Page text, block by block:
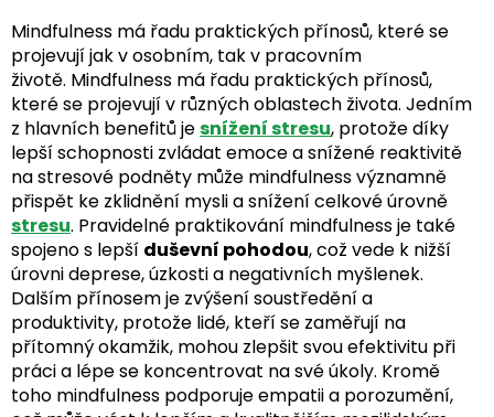
Mindfulness má řadu praktických přínosů, které se
projevují jak v osobním, tak v pracovním
životě. Mindfulness má řadu praktických přínosů,
které se projevují v různých oblastech života. Jedním
z hlavních benefitů jesnížení stresu, protože díky
lepší schopnosti zvládat emoce a snížené reaktivitě
na stresové podněty může mindfulness významně
přispět ke zklidnění mysli a snížení celkové úrovně
stresu. Pravidelné praktikování mindfulness je také
spojeno s lepší duševní pohodou, což vede k nižší
úrovni deprese, úzkosti a negativních myšlenek.
Dalším přínosem je zvýšení soustředění a
produktivity, protože lidé, kteří se zaměřují na
přítomný okamžik, mohou zlepšit svou efektivitu při
práci a lépe se koncentrovat na své úkoly. Kromě
toho mindfulness podporuje empatii a porozumění,